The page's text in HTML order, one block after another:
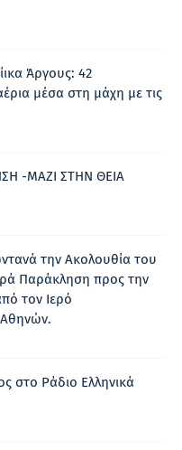
Άργους: 42
μέσα στη μάχη με τις
-ΜΑΖΙ ΣΤΗΝ ΘΕΙΑ
την Ακολουθία του
Παράκληση προς την
τον Ιερό
στο Ράδιο Ελληνικά